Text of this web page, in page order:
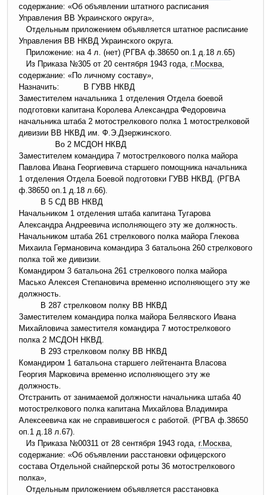
содержание: «Об объявлении штатного расписания
Управления ВВ Украинского округа»,
Отдельным приложением объявляется штатное расписание
Управления ВВ НКВД Украинского округа.
Приложение: на 4 л. (нет) (РГВА ф.38650 оп.1 д.18 л.65)
Из Приказа №305 от 20 сентября 1943 года, г.Москва
содержание: «По личному составу»,
Назначить: В ГУВВ НКВД
Заместителем начальника 1 отделения Отдела боевой
подготовки капитана Королева Александра Федоровича
начальника штаба 2 мотострелкового полка 1 мотострелковой
дивизии ВВ НКВД им. Ф.Э.Дзержинского.
Во 2 МСДОН НКВД
Заместителем командира 7 мотострелкового полка майора
Павлова Ивана Георгиевича старшего помощника начальника
1 отделения Отдела Боевой подготовки ГУВВ НКВД. (РГВА
ф.38650 оп.1 д.18 л.66).
В 5 СД ВВ НКВД
Начальником 1 отделения штаба капитана Тугарова
Александра Андреевича исполняющего эту же должность.
Начальником штаба 261 стрелкового полка майора Глекова
Михаила Германовича командира 3 батальона 260 стрелкового
полка той же дивизии.
Командиром 3 батальона 261 стрелкового полка майора
Масько Алексея Степановича временно исполняющего эту же
должность.
В 287 стрелковом полку ВВ НКВД
Заместителем командира полка майора Белявского Ивана
Михайловича заместителя командира 7 мотострелкового
полка 2 МСДОН НКВД.
В 293 стрелковом полку ВВ НКВД
Командиром 1 батальона старшего лейтенанта Власова
Георгия Марковича временно исполняющего эту же
должность.
Отстранить от занимаемой должности начальника штаба 40
мотострелкового полка капитана Михайлова Владимира
Алексеевича как не справившегося с работой. (РГВА ф.38650
оп.1 д.18 л.67).
Из Приказа №00311 от 28 сентября 1943 года, г.Москва
содержание: «Об объявлении расстановки офицерского
состава Отдельной снайперской роты 36 мотострелкового
полка»,
Отдельным приложением объявляется расстановка